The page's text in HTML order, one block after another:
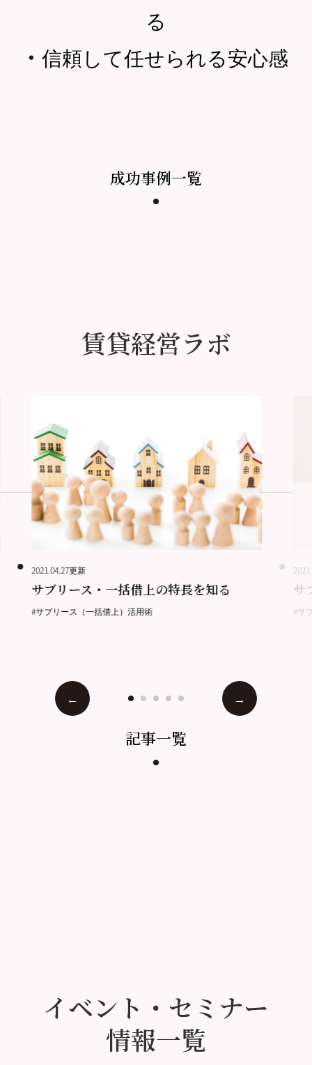
る
・ 信頼して任せられる安心感
成功事例一覧
賃貸経営ラボ
2021.04.27更新
サブリース・一括借上の特長を知る
#サブリース（一括借上）活用術
サ
#サ
記事一覧
イベント・セミナー
情報一覧